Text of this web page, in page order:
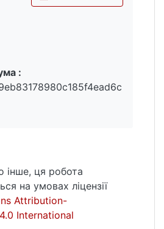
дизайнерської
здобувачів вищої освіти
Київського
імені Тараса
авторських
:
інше, ця робота
на умовах ліцензії
Attribution-
International